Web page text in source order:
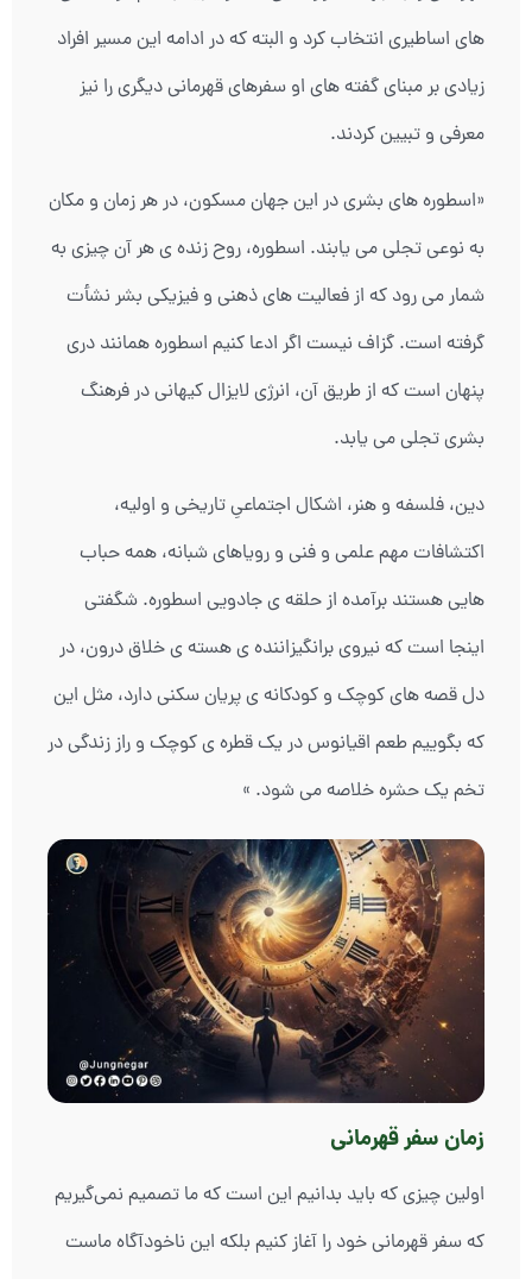
های اساطیری انتخاب کرد و البته که در ادامه این مسیر افراد
زیادی بر مبنای گفته های او سفرهای قهرمانی دیگری را نیز
معرفی و تبیین کردند.
«اسطوره های بشری در این جهان مسکون، در هر زمان و مکان
به نوعی تجلی می یابند. اسطوره، روح زنده ی هر آن چیزی به
شمار می رود که از فعالیت های ذهنی و فیزیکی بشر نشأت
گرفته است. گزاف نیست اگر ادعا کنیم اسطوره همانند دری
پنهان است که از طریق آن، انرژی لایزال کیهانی در فرهنگ
بشری تجلی می یابد.
دین، فلسفه و هنر، اشکال اجتماعیِ تاریخی و اولیه،
اکتشافات مهم علمی و فنی و رویاهای شبانه، همه حباب
هایی هستند برآمده از حلقه ی جادویی اسطوره. شگفتی
اینجا است که نیروی برانگیزاننده ی هسته ی خلاق درون، در
دل قصه های کوچک و کودکانه ی پریان سکنی دارد، مثل این
که بگوییم طعم اقیانوس در یک قطره ی کوچک و راز زندگی در
تخم یک حشره خلاصه می شود. »
زمان سفر قهرمانی
اولین چیزی که باید بدانیم این است که ما تصمیم نمی‌گیریم
که سفر قهرمانی خود را آغاز کنیم بلکه این ناخودآگاه ماست